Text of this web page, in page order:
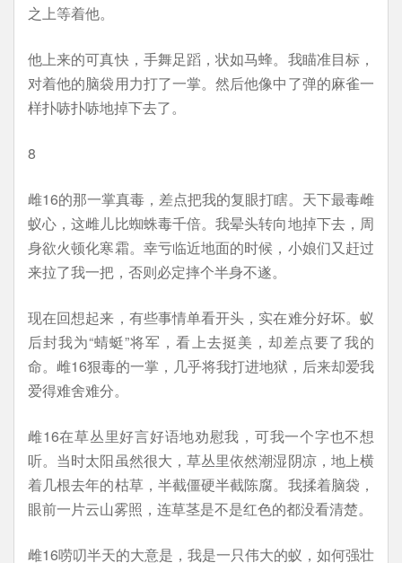
之上等着他。
他上来的可真快，手舞足蹈，状如马蜂。我瞄准目标，
对着他的脑袋用力打了一掌。然后他像中了弹的麻雀一
样扑哧扑哧地掉下去了。
8
雌16的那一掌真毒，差点把我的复眼打瞎。天下最毒雌
蚁心，这雌儿比蜘蛛毒千倍。我晕头转向地掉下去，周
身欲火顿化寒霜。幸亏临近地面的时候，小娘们又赶过
来拉了我一把，否则必定摔个半身不遂。
现在回想起来，有些事情单看开头，实在难分好坏。蚁
后封我为“蜻蜓”将军，看上去挺美，却差点要了我的
命。雌16狠毒的一掌，几乎将我打进地狱，后来却爱我
爱得难舍难分。
雌16在草丛里好言好语地劝慰我，可我一个字也不想
听。当时太阳虽然很大，草丛里依然潮湿阴凉，地上横
着几根去年的枯草，半截僵硬半截陈腐。我揉着脑袋，
眼前一片云山雾照，连草茎是不是红色的都没看清楚。
雌16唠叨半天的大意是，我是一只伟大的蚁，如何强壮